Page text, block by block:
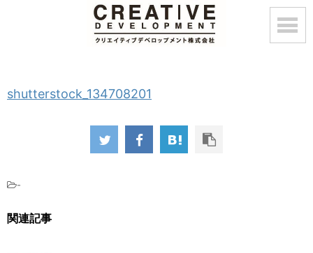
shutterstock_134708201
-
関連記事